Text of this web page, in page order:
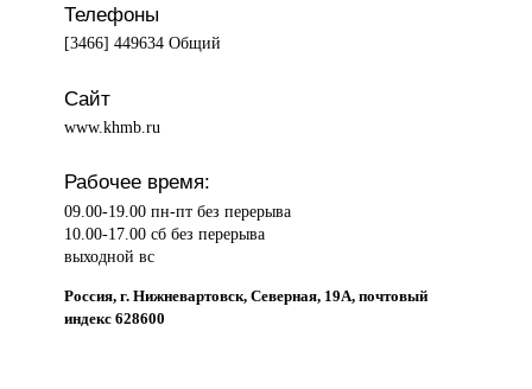
Телефоны
[3466] 449634 Общий
Сайт
www.khmb.ru
Рабочее время:
09.00-19.00 пн-пт без перерыва
10.00-17.00 сб без перерыва
выходной вс
Россия, г. Нижневартовск, Северная, 19А, почтовый
индекс 628600